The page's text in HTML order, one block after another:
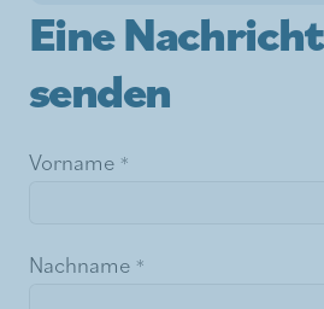
Eine Nachricht
senden
Vorname
Nachname